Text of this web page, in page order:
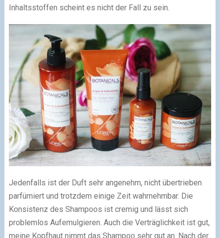
Inhaltsstoffen scheint es nicht der Fall zu sein.
Jedenfalls ist der Duft sehr angenehm, nicht übertrieben
parfümiert und trotzdem einige Zeit wahrnehmbar. Die
Konsistenz des Shampoos ist cremig und lässt sich
problemlos Aufemulgieren. Auch die Verträglichkeit ist gut,
meine Kopfhaut nimmt das Shampoo sehr gut an. Nach der